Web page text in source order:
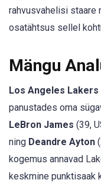
rahvusvahelisi staare
osatähtsus sellel
Mängu
Los Angeles Lakers
panustades oma
LeBron James (39,
ning Deandre Ayton
kogemus annavad
keskmine punktisaak